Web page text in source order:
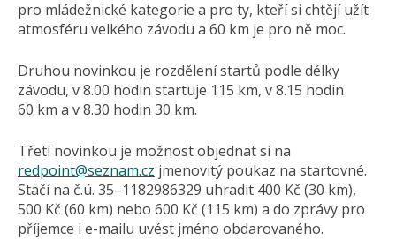
pro mládežnické kategorie a pro ty, kteří si chtějí užít
atmosféru velkého závodu a 60 km je pro ně moc.
Druhou novinkou je rozdělení startů podle délky
závodu, v 8.00 hodin startuje 115 km, v 8.15 hodin
60 km a v 8.30 hodin 30 km.
Třetí novinkou je možnost objednat si na
redpoint@seznam.cz jmenovitý poukaz na startovné.
Stačí na č.ú. 35–1182986329 uhradit 400 Kč (30 km),
500 Kč (60 km) nebo 600 Kč (115 km) a do zprávy pro
příjemce i e-mailu uvést jméno obdarovaného.